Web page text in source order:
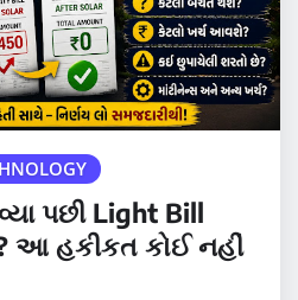
પછી Light Bill
આ હકીકત કોઈ નહીં